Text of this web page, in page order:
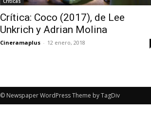
Crítica: Coco (2017), de Lee
Unkrich y Adrian Molina
Cineramaplus - 12 enero, 2018
© Newspaper WordPress Theme by TagDiv